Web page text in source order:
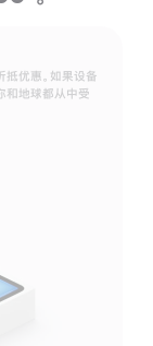
抵优惠。如果设备
和地球都从中受